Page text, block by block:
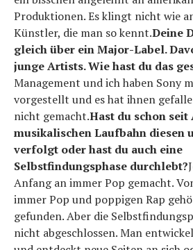
Produktionen. Es klingt nicht wie
Künstler, die man so kennt.Deine
gleich über ein Major-Label.
junge Artists. Wie hast du das
Management und ich haben Sony
vorgestellt und es hat ihnen
nicht gemacht.Hast du schon
musikalischen Laufbahn diesen
verfolgt oder hast du auch eine
Selbstfindungsphase durchlebt?
Anfang an immer Pop gemacht.
immer Pop und poppigen Rap
gefunden. Aber die
nicht abgeschlossen. Man